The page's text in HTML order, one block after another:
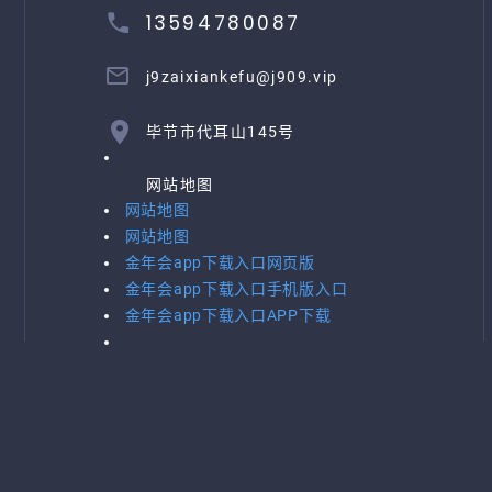
13594780087
j9zaixiankefu@j909.vip
毕节市代耳山145号
网站地图
网站地图
网站地图
金年会app下载入口网页版
金年会app下载入口手机版入口
金年会app下载入口APP下载